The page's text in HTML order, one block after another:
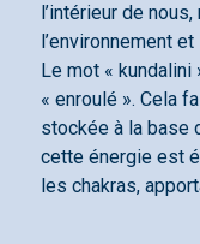
l’intérieur de
l’environnement et
Le mot «
« enroulé ». Cela
stockée à la base
cette énergie est
les chakras,